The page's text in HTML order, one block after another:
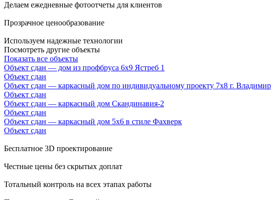
Делаем ежедневные фотоотчеты для клиентов
Прозрачное ценообразование
Используем надежные технологии
Посмотреть другие объекты
Показать все объекты
Объект сдан — дом из профбруса 6х9 Ястреб 1
Объект сдан
Объект сдан — каркасный дом по индивидуальному проекту 7х8 г. Владимир
Объект сдан
Объект сдан — каркасный дом Скандинавия-2
Объект сдан
Объект сдан — каркасный дом 5х6 в стиле Фахверк
Объект сдан
Бесплатное 3D проектирование
Честные цены без скрытых доплат
Тотальный контроль на всех этапах работы